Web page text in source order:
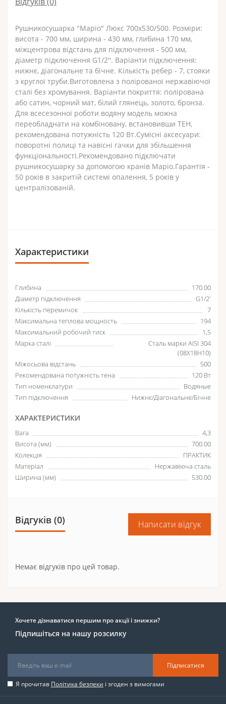
Рушникосушарка "Маріо" Люкс 700х530/500. Розміри:
висота - 700 мм, ширина - 430 мм, глибина 170 мм,
міжцентрова відстань для підключення - 500 мм,
діаметр підключення G1/2''. Варіанти підключення:
нижнє, діагональне та бічне. Кількість ребер - 7, стояки
з круглої труби.Виготовлена з полірованої нержавіючої
сталі без хромування. Варіанти покриття: полірована
або сатин, чорний мат, білий глянець, золото, бронза.
Для всесезонної роботи водяну модель можна
переобладнати на комбіновану, встановивши ТЕН,
рекомендована потужність 120 Вт.Сумісні аксесуари:
поворотні полиці та навісні гачки для збільшення
функціональності.Рекомендовано підключати
рушникосушарку за допомогою кранів Маріо.Гарантія -
50 років в закритій системі опалення, 5 років у
централізованій.
Характеристики
Глибина
170.00
Діаметр підключення
G1/2'
Кількість перемичок
7
Максимальна теплова мощность
194
Максимальний робочий тиск
1,5
Марка сталі
Сталь марки AISI 304
(08Х18Н10)
Міжосьова відстань
500
Рекомендована потужність тена
120 Вт
Тип номенклатури
Водяные
Тип підключення
Нижнє/Діагональне/Бічне
ХАРАКТЕРИСТИКИ
Вага
4,3
Висота (мм)
700.00
Колекція
ПРАКТИК
Матеріал
Нержавіюча сталь
Ширина (мм)
530.00
Відгуків (0) Написати відгук
Немає відгуків про цей товар.
Хочете дізнаватися першим про акції і знижки?
Підпишіться на нашу розсилку
Підписатися
Я прочитав Політика безпеки і згоден з вимогами